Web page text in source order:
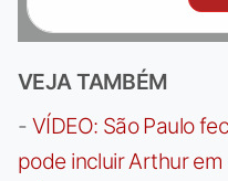
VEJA TAMBÉM
- VÍDEO: São Paulo
pode incluir Arthur